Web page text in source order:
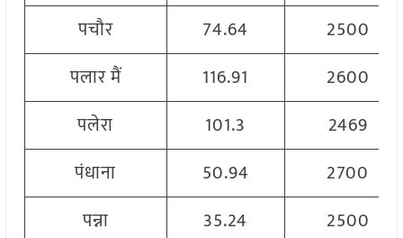
पचौर
74.64
2500
पलार मैं
116.91
2600
पलेरा
101.3
2469
पंधाना
50.94
2700
पन्ना
35.24
2500